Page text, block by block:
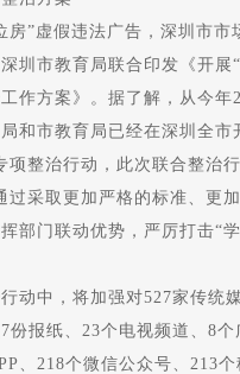
”虚假违法广告，深圳市市
圳市教育局联合印发《开展
作方案》。据了解，从今年
和市教育局已经在深圳全市
项整治行动，此次联合整治
过采取更加严格的标准、更加
部门联动优势，严厉打击“
中，将加强对527家传统
份报纸、23个电视频道、8个
、218个微信公众号、213